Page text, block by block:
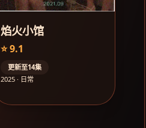
焰火小馆
⭐ 9.1
更新至14集
2025 · 日常